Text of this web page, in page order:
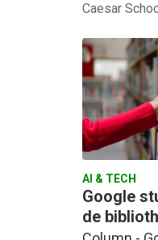
Caesar
AI & TECH
Google
de